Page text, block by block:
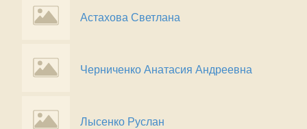
Астахова Светлана
Черниченко Анатасия Андреевна
Лысенко Руслан